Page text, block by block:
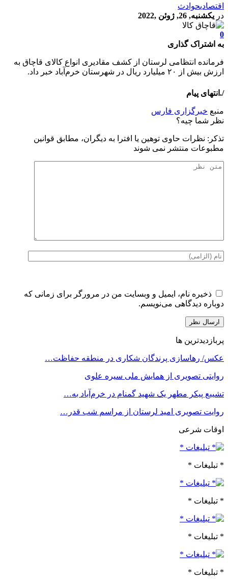
اقتصادیحوادث
در یکشنبه, 26, ژوئن ,2022
0
به اشتراک گذاری
فرمانده انتظامی لرستان از کشف مقادیری انواع کالای قاچاق به
ارزش بیش از ۲۰ میلیارد ریال در شهرستان خرم‌آباد خبر داد.
/.انتهای پیام
منبع خبرگزاری فارس
نظر شما چیه؟
تذكر: نظرات حاوی توهين يا افترا به ديگران، مطابق قوانين
مطبوعات منتشر نمی شوند
ذخیره نام، ایمیل و وبسایت من در مرورگر برای زمانی که
دوباره دیدگاهی می‌نویسم.
پربازدیدترین ها
عکس/ رهاسازی پرندگان شکاری در منطقه حفاظت…
روایتی تصویری از همایش ملی سیره علوی
تشییع پیکر مطهر یک شهید گمنام در خرم‌آباد به…
روایت تصویری امید لرستان از مراسم شب قدر…
اوقات شرعی
* تبلیغات *
* تبلیغات *
* تبلیغات *
* تبلیغات *